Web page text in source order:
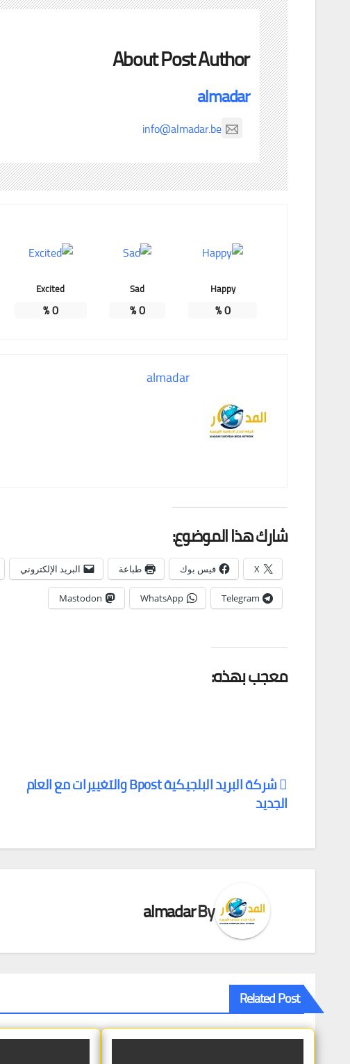
About Post Author
almadar
info@almadar.be
Happy
0
%
Sad
0
%
Excited
0
%
almadar
شارك هذا الموضوع:
X فيس بوك طباعة البريد الإلكتروني
Telegram
WhatsApp
Mastodon
معجب بهذه:
تصفّح
المقالات
شركة البريد البلجيكية Bpost والتغييرات مع العام
الجديد
By
almadar
Related Post